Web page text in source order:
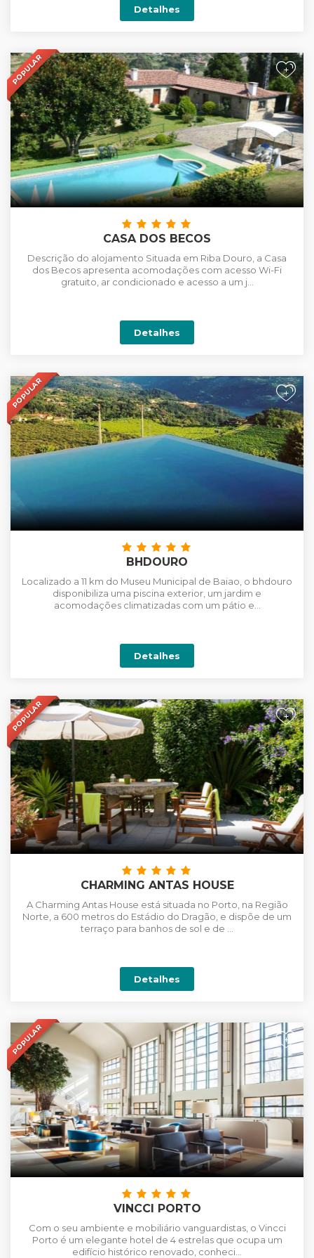
Detalhes
POPULAR +
CASA DOS BECOS
Descrição do alojamento Situada em Riba Douro, a Casa
dos Becos apresenta acomodações com acesso Wi-Fi
gratuito, ar condicionado e acesso a um j...
Detalhes
POPULAR +
BHDOURO
Localizado a 11 km do Museu Municipal de Baiao, o bhdouro
disponibiliza uma piscina exterior, um jardim e
acomodações climatizadas com um pátio e...
Detalhes
POPULAR +
CHARMING ANTAS HOUSE
A Charming Antas House está situada no Porto, na Região
Norte, a 600 metros do Estádio do Dragão, e dispõe de um
terraço para banhos de sol e de ...
Detalhes
POPULAR +
VINCCI PORTO
Com o seu ambiente e mobiliário vanguardistas, o Vincci
Porto é um elegante hotel de 4 estrelas que ocupa um
edifício histórico renovado, conheci...